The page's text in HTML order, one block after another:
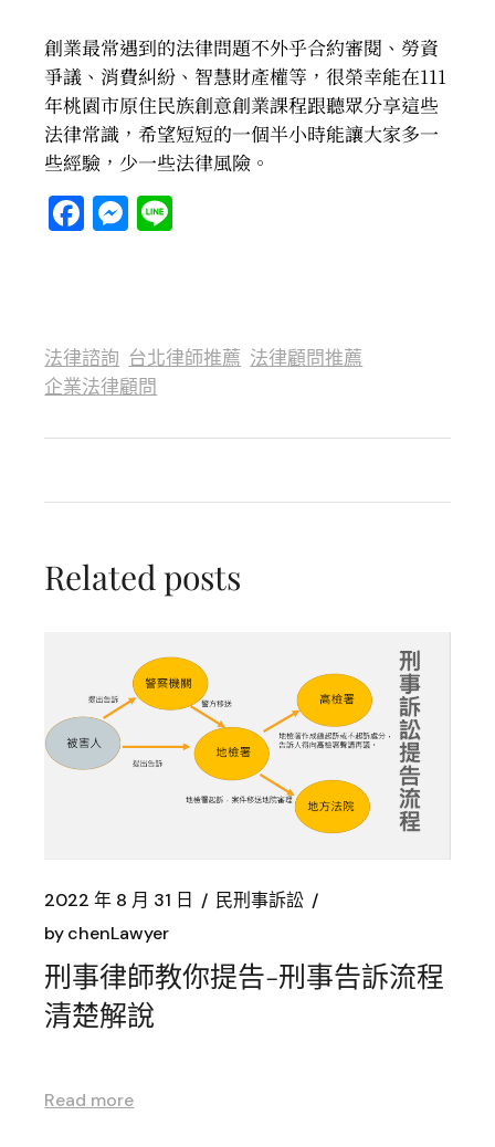
創業最常遇到的法律問題不外乎合約審閱、勞資
爭議、消費糾紛、智慧財產權等，很榮幸能在111
年桃園市原住民族創意創業課程跟聽眾分享這些
法律常識，希望短短的一個半小時能讓大家多一
些經驗，少一些法律風險。
Facebook
Messenger
法律諮詢 台北律師推薦 法律顧問推薦
企業法律顧問
Related posts
2022 年 8 月 31 日
民刑事訴訟
bychenLawyer
刑事律師教你提告-刑事告訴流程
清楚解說
Read more